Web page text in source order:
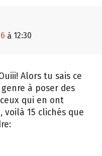
à 12:30
Alors tu sais ce
à poser des
qui en ont
voilà 15 clichés que